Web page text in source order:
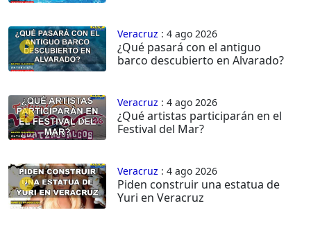
Veracruz : 4 ago 2026
¿Qué pasará con el antiguo
barco descubierto en Alvarado?
Veracruz : 4 ago 2026
¿Qué artistas participarán en el
Festival del Mar?
Veracruz : 4 ago 2026
Piden construir una estatua de
Yuri en Veracruz